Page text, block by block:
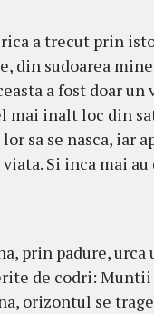
a trecut prin
din sudoarea
a fost doar
mai inalt loc din
sa se nasca, iar
Si inca mai au
prin padure, urca
de codri: Muntii
orizontul se